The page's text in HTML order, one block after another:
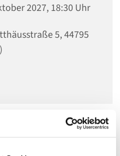
2027, 18:30 Uhr
5, 44795